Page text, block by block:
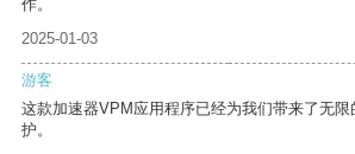
作。
2025-01-03
游客
这款加速器VPM应用程序已经为我们带来了无
护。